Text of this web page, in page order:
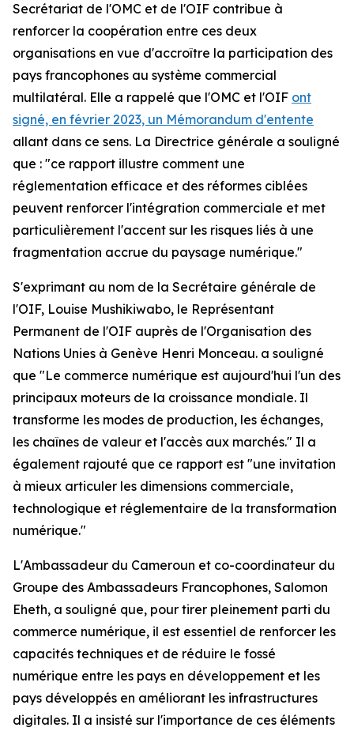
Secrétariat de l'OMC et de l'OIF contribue à
renforcer la coopération entre ces deux
organisations en vue d'accroître la participation des
pays francophones au système commercial
multilatéral. Elle a rappelé que l'OMC et l'OIF ont
signé, en février 2023, un Mémorandum d'entente
allant dans ce sens. La Directrice générale a souligné
que : "ce rapport illustre comment une
réglementation efficace et des réformes ciblées
peuvent renforcer l'intégration commerciale et met
particulièrement l'accent sur les risques liés à une
fragmentation accrue du paysage numérique."
S'exprimant au nom de la Secrétaire générale de
l'OIF, Louise Mushikiwabo, le Représentant
Permanent de l'OIF auprès de l'Organisation des
Nations Unies à Genève Henri Monceau. a souligné
que "Le commerce numérique est aujourd'hui l'un des
principaux moteurs de la croissance mondiale. Il
transforme les modes de production, les échanges,
les chaînes de valeur et l'accès aux marchés." Il a
également rajouté que ce rapport est "une invitation
à mieux articuler les dimensions commerciale,
technologique et réglementaire de la transformation
numérique."
L'Ambassadeur du Cameroun et co-coordinateur du
Groupe des Ambassadeurs Francophones, Salomon
Eheth, a souligné que, pour tirer pleinement parti du
commerce numérique, il est essentiel de renforcer les
capacités techniques et de réduire le fossé
numérique entre les pays en développement et les
pays développés en améliorant les infrastructures
digitales. Il a insisté sur l'importance de ces éléments